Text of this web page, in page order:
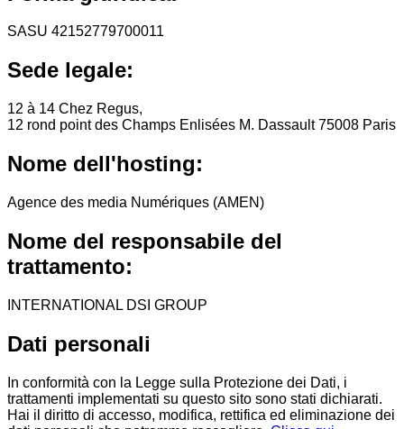
SASU 42152779700011
Sede legale:
12 à 14 Chez Regus,
12 rond point des Champs Enlisées M. Dassault 75008 Paris
Nome dell'hosting:
Agence des media Numériques (AMEN)
Nome del responsabile del
trattamento:
INTERNATIONAL DSI GROUP
Dati personali
In conformità con la Legge sulla Protezione dei Dati, i
trattamenti implementati su questo sito sono stati dichiarati.
Hai il diritto di accesso, modifica, rettifica ed eliminazione dei